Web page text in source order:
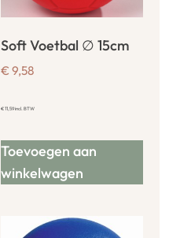
Soft Voetbal ∅ 15cm
€ 9,58
€11,59incl. BTW
Toevoegen aan
winkelwagen